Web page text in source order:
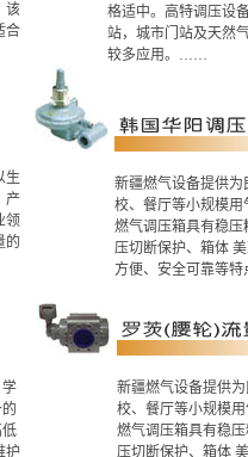
该
合
格适中。高特调压设
站，城市门站及天然
较多应用。……
生
产
领
的
新疆燃气设备提供为
校、餐厅等小规模用
燃气调压箱具有稳压
压切断保护、箱体
方便、安全可靠等
护
新疆燃气设备提供
校、餐厅等小规模
燃气调压箱具有稳
压切断保护、箱体